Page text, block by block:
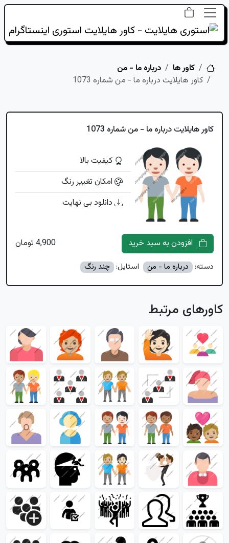
خانهکاور ها
درباره ما - من
کاور هایلایت درباره ما - من شماره 1073
کاور هایلایت درباره ما - من شماره 1073
کیفیت بالا
امکان تغییر رنگ
دانلود بی نهایت
4,900 تومان
دسته: درباره ما - من استایل: چند رنگ
کاورهای مرتبط